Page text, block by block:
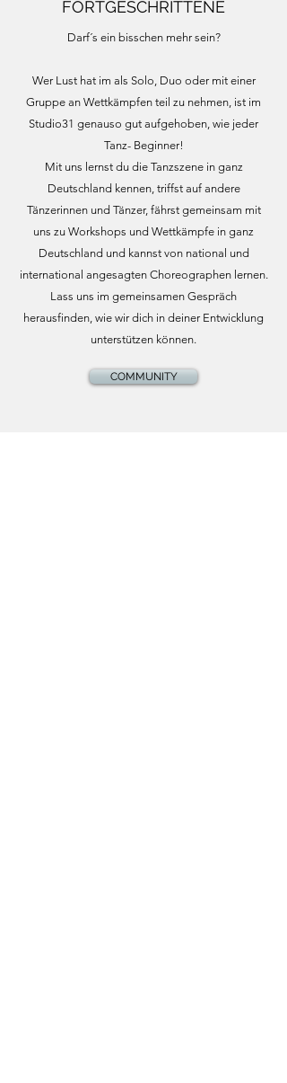
FORTGESCHRITTENE
Darf´s ein bisschen mehr sein?
Wer Lust hat im als Solo, Duo oder mit einer
Gruppe an Wettkämpfen teil zu nehmen, ist im
Studio31 genauso gut aufgehoben, wie jeder
Tanz- Beginner!
Mit uns lernst du die Tanzszene in ganz
Deutschland kennen, triffst auf andere
Tänzerinnen und Tänzer, fährst gemeinsam mit
uns zu Workshops und Wettkämpfe in ganz
Deutschland und kannst von national und
international angesagten Choreographen lernen.
Lass uns im gemeinsamen Gespräch
herausfinden, wie wir dich in deiner Entwicklung
unterstützen können.
COMMUNITY